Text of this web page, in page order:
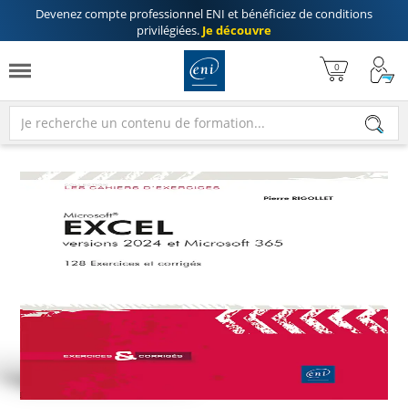
Devenez compte professionnel ENI et bénéficiez deconditions
privilégiées. Je découvre